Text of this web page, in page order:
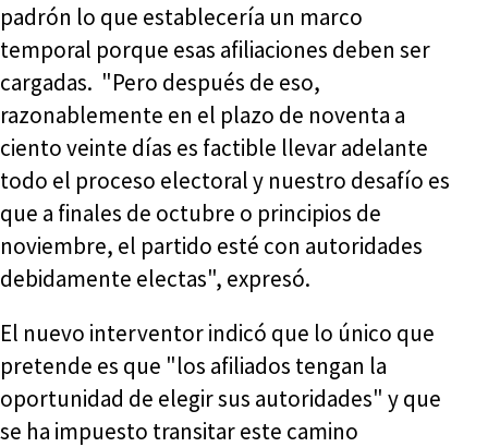
padrón lo que establecería un marco
temporal porque esas afiliaciones deben ser
cargadas. "Pero después de eso,
razonablemente en el plazo de noventa a
ciento veinte días es factible llevar adelante
todo el proceso electoral y nuestro desafío es
que a finales de octubre o principios de
noviembre, el partido esté con autoridades
debidamente electas", expresó.
El nuevo interventor indicó que lo único que
pretende es que "los afiliados tengan la
oportunidad de elegir sus autoridades" y que
se ha impuesto transitar este camino